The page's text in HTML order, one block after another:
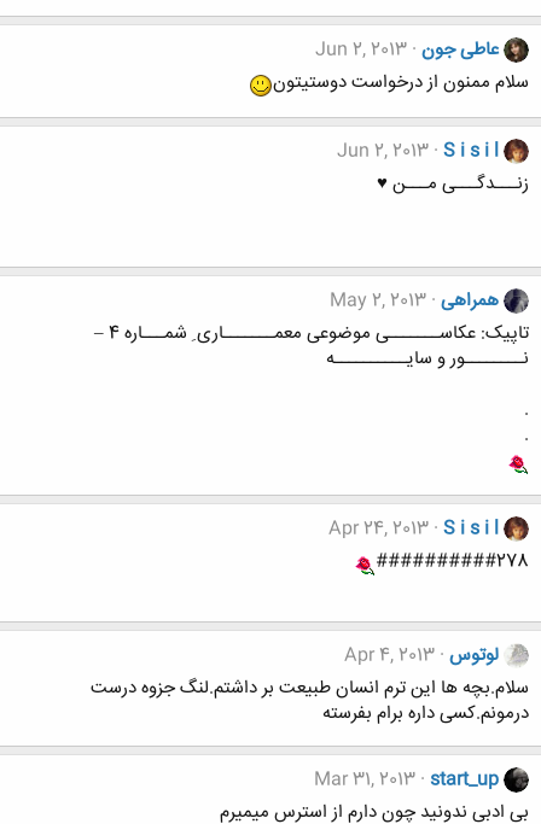
عاطی جون Jun 2, 2013
سلام ممنون از درخواست دوستیتون
S i s i l
Jun 2, 2013
زنـــدگـــی مـــن ♥
همراهی May 2, 2013
تاپیک: عکاســـــــی موضوعی معمـــــــاری ِ شمـــاره 4 –
نــــــــور و سایــــــــــه
.
.
S i s i l
Apr 24, 2013
##########278
لوتوس Apr 4, 2013
سلام.بچه ها این ترم انسان طبیعت بر داشتم.لنگ جزوه درست
درمونم.کسی داره برام بفرسته
start_up
Mar 31, 2013
بی ادبی ندونید چون دارم از استرس میمیرم